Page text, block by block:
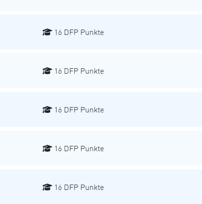
16 DFP Punkte
16 DFP Punkte
16 DFP Punkte
16 DFP Punkte
16 DFP Punkte